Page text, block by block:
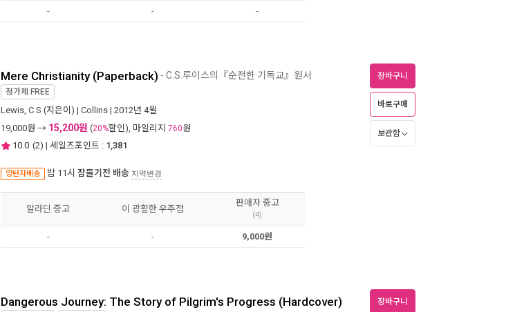
- - -
Mere Christianity (Paperback) - C.S.루이스의『순전한 기독교』원서
정가제 FREE
Lewis, C S (지은이) | Collins | 2012년 4월
19,000원 → 15,200원 (20%할인), 마일리지 760원
10.0 (2) | 세일즈포인트 : 1,381
양탄자배송 밤 11시 잠들기전 배송 지역변경
장바구니
바로구매
보관함
알라딘 중고 이 광활한 우주점
판매자 중고
(4)
- - 9,000원
Dangerous Journey: The Story of Pilgrim's Progress (Hardcover) 장바구니